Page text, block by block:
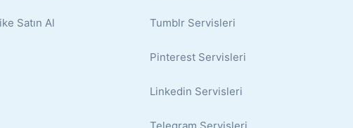
Satın Al Tumblr Servisleri
Pinterest Servisleri
Linkedin Servisleri